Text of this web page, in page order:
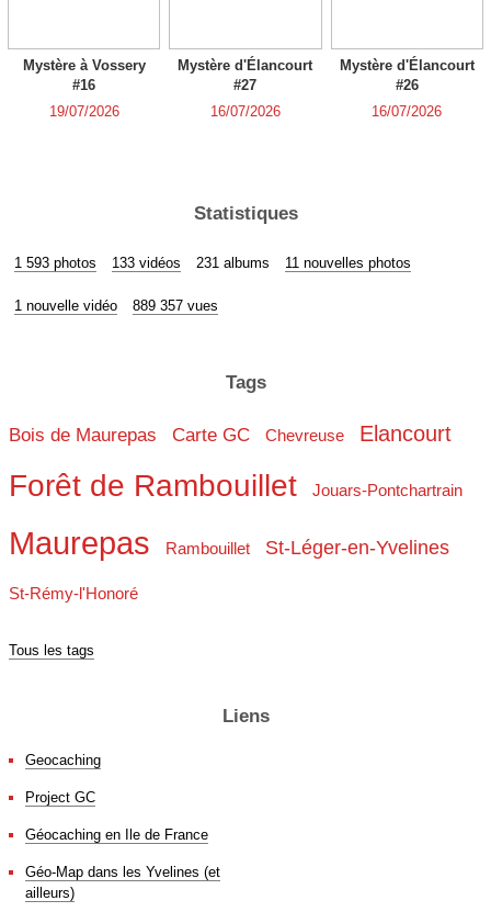
Mystère à Vossery
#16
19/07/2026
Mystère d'Élancourt
#27
16/07/2026
Mystère d'Élancourt
#26
16/07/2026
Statistiques
1 593 photos 133 vidéos 231 albums 11 nouvelles photos
1 nouvelle vidéo 889 357 vues
Tags
Bois de Maurepas Carte GC Chevreuse Elancourt
Forêt de Rambouillet Jouars-Pontchartrain
Maurepas Rambouillet St-Léger-en-Yvelines
St-Rémy-l'Honoré
Tous les tags
Liens
Geocaching
Project GC
Géocaching en Ile de France
Géo-Map dans les Yvelines (et
ailleurs)